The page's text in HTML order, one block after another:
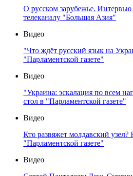
О русском зарубежье. Интервью
телеканалу "Большая Азия"
Видео
"Что ждёт русский язык на
"Парламентской газете"
Видео
"Украина: эскалация по всем
стол в "Парламентской газете"
Видео
Кто развяжет молдавский узел?
"Парламентской газете"
Видео